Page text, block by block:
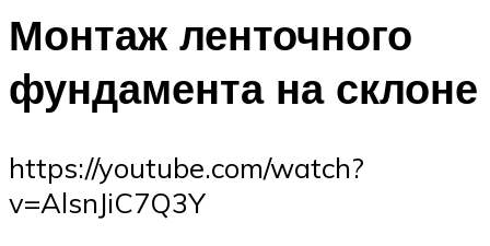
Монтаж ленточного
фундамента на склоне
https://youtube.com/watch?
v=AlsnJiC7Q3Y